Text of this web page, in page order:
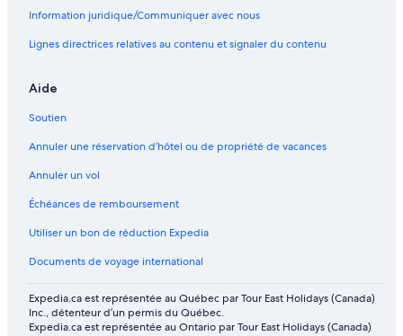
Hôtels acceptant les animaux – Québec
Complexes et hôtels avec spa – Québec
Hôtels pour les familles – Québec
Hôtels abordables – Québec
Complexes et hôtels avec spa – Québec
Hôtels pour le golf – Québec
Hôtels pour le ski – Québec
Hôtels ouverts à la communauté LGBT – Québec
Hôtels de luxe – Québec
Hôtels romantiques – Québec
Hôtels au bord de la plage – Québec
Information juridique/Communiquer avec nous
Lignes directrices relatives au contenu et signaler du contenu
Aide
Soutien
Annuler une réservation d’hôtel ou de propriété de vacances
Annuler un vol
Échéances de remboursement
Utiliser un bon de réduction Expedia
Documents de voyage international
Expedia.ca est représentée au Québec par Tour East Holidays (Canada)
Inc., détenteur d’un permis du Québec.
Expedia.ca est représentée au Ontario par Tour East Holidays (Canada)